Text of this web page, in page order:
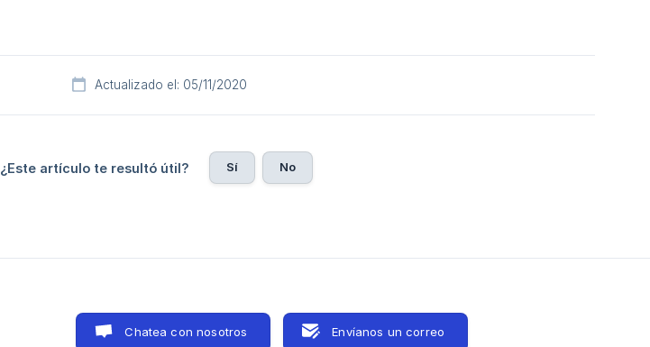
Actualizado el: 05/11/2020
¿Este artículo te resultó útil? Sí No
Chatea con nosotros Envíanos un correo